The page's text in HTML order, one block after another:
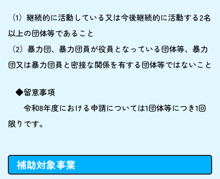
（1）継続的に活動している又は今後継続的に活動する2名
以上の団体等であること
（2）暴力団、暴力団員が役員となっている団体等、暴力
団又は暴力団員と密接な関係を有する団体等ではないこと
◆留意事項
令和8年度における申請については1団体等につき1回
限りです。
補助対象事業